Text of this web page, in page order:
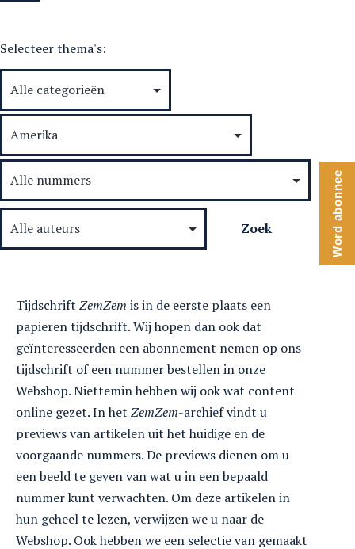
Selecteer thema's:
Tijdschrift ZemZem is in de eerste plaats een
papieren tijdschrift. Wij hopen dan ook dat
geïnteresseerden een abonnement nemen op ons
tijdschrift of een nummer bestellen in onze
Webshop. Niettemin hebben wij ook wat content
online gezet. In het ZemZem-archief vindt u
previews van artikelen uit het huidige en de
voorgaande nummers. De previews dienen om u
een beeld te geven van wat u in een bepaald
nummer kunt verwachten. Om deze artikelen in
hun geheel te lezen, verwijzen we u naar de
Webshop. Ook hebben we een selectie van gemaakt
Word abonnee